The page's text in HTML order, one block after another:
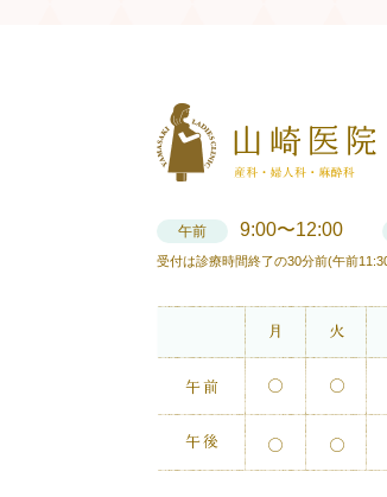
午前 9:00〜12:00
受付は診療時間終了の30分前(午前